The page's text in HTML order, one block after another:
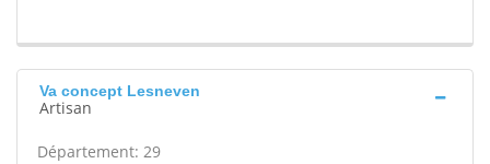
Va concept Lesneven
Artisan
Département: 29